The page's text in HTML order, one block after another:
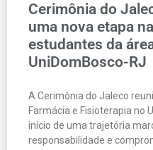
Cerimônia do
uma nova etapa
estudantes da
UniDomBosco-RJ
A Cerimônia do Jaleco
Farmácia e Fisioterapia no
início de uma trajetória
responsabilidade e